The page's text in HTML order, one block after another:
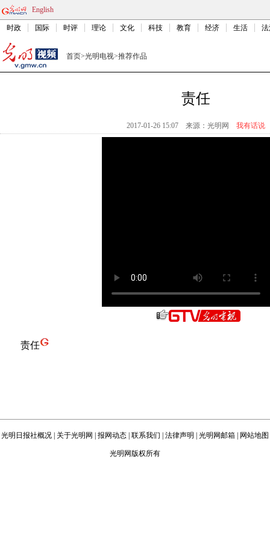
English
时政 国际 时评 理论 文化 科技 教育 经济 生活
首页>光明电视>推荐作品
责任
2017-01-26 15:07 来源： 光明网 我有话说
责任
光明日报社概况 关于光明网 报网动态 联系我们 法律声明 光明网邮箱 网站地图
光明网版权所有